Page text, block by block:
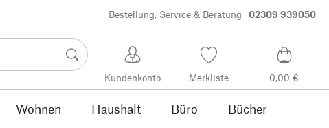
Bestellung, Service & Beratung 02309 939050
Kundenkonto Merkliste 0,00 €
Wohnen Haushalt Büro
Bücher